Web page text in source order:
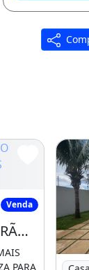
4
Venda
CASA ALTO PADRÃO, 4 QUARTOS TODOS SUÍTES, LOTE 400M² - CONJUNTO 5, ARNIQUEIRAS
PARA